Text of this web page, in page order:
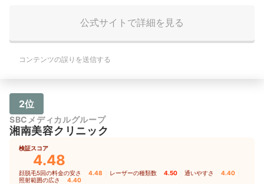
公式サイトで詳細を見る
コンテンツの誤りを送信する
2位
SBCメディカルグループ
湘南美容クリニック
検証スコア
4.48
顔脱毛5回の料金の安さ 4.48 レーザーの種類数 4.50 通いやすさ 4.40
照射範囲の広さ 4.40